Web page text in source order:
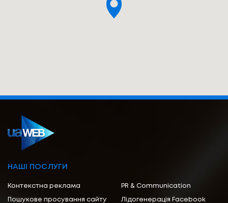
НАШІ ПОСЛУГИ
Контекстна реклама
Пошукове просування сайту
PR & Communication
Лідогенерація Facebook